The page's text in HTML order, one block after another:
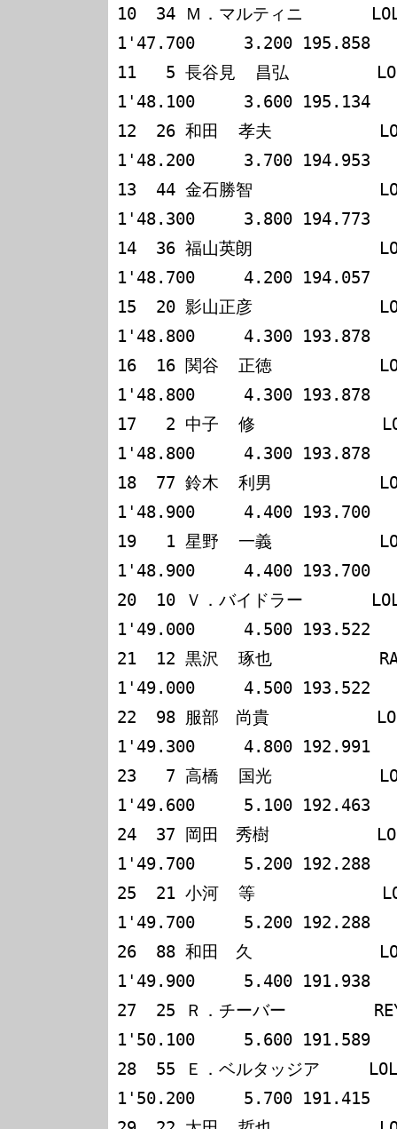
10  34 Ｍ．マルティニ
1'47.700     3.200 195.858
11   5 長谷見  昌弘
1'48.100     3.600 195.134
12  26 和田  孝夫
1'48.200     3.700 194.953
13  44 金石勝智
1'48.300     3.800 194.773
14  36 福山英朗
1'48.700     4.200 194.057
15  20 影山正彦
1'48.800     4.300 193.878
16  16 関谷  正徳
1'48.800     4.300 193.878
17   2 中子  修
1'48.800     4.300 193.878
18  77 鈴木  利男
1'48.900     4.400 193.700
19   1 星野  一義
1'48.900     4.400 193.700
20  10 Ｖ．バイドラー
1'49.000     4.500 193.522
21  12 黒沢  琢也
1'49.000     4.500 193.522
22  98 服部　尚貴
1'49.300     4.800 192.991
23   7 高橋  国光
1'49.600     5.100 192.463
24  37 岡田　秀樹
1'49.700     5.200 192.288
25  21 小河  等
1'49.700     5.200 192.288
26  88 和田　久
1'49.900     5.400 191.938
27  25 Ｒ．チーバー
1'50.100     5.600 191.589
28  55 Ｅ．ベルタッジア
1'50.200     5.700 191.415